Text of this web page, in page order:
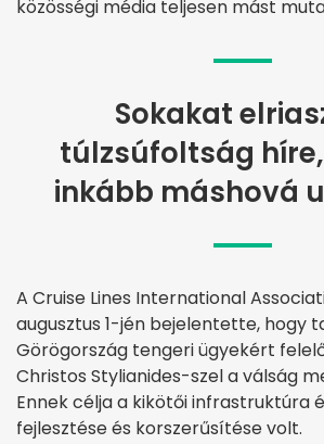
közösségi média teljesen mást
Sokakat
túlzsúfoltság
inkább máshová
A Cruise Lines International
augusztus 1-jén bejelentette, hogy
Görögország tengeri ügyekért
Christos Stylianides-szel a válság
Ennek célja a kikötői infrastruktúra
fejlesztése és korszerűsítése volt.